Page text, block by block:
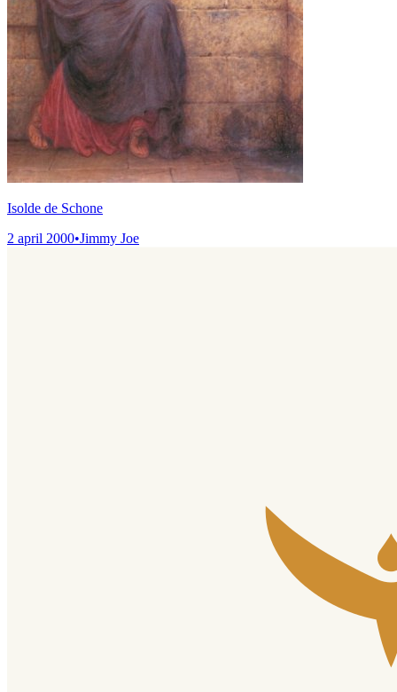
Isolde de Schone
2 april 2000•Jimmy Joe